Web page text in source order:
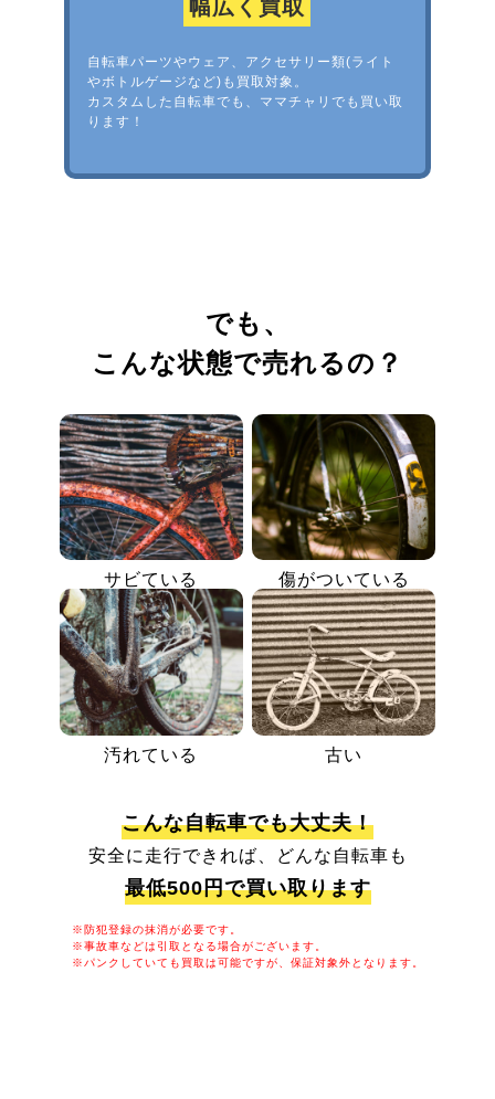
幅広く買取
自転車パーツやウェア、アクセサリー類(ライト
やボトルゲージなど)も買取対象。
カスタムした自転車でも、ママチャリでも買い取
ります！
でも、
こんな状態で売れるの？
サビている 傷がついている
汚れている 古い
こんな自転車でも大丈夫！
安全に走行できれば、どんな自転車も
最低500円で買い取ります
※防犯登録の抹消が必要です。
※事故車などは引取となる場合がございます。
※パンクしていても買取は可能ですが、保証対象外となります。